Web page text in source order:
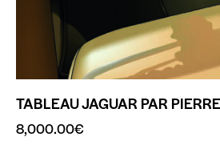
TABLEAU JAGUAR PAR
8,000.00€